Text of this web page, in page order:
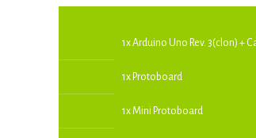
1x Arduino Uno Rev. 3(clon) +
1x Protoboard
1x Mini Protoboard